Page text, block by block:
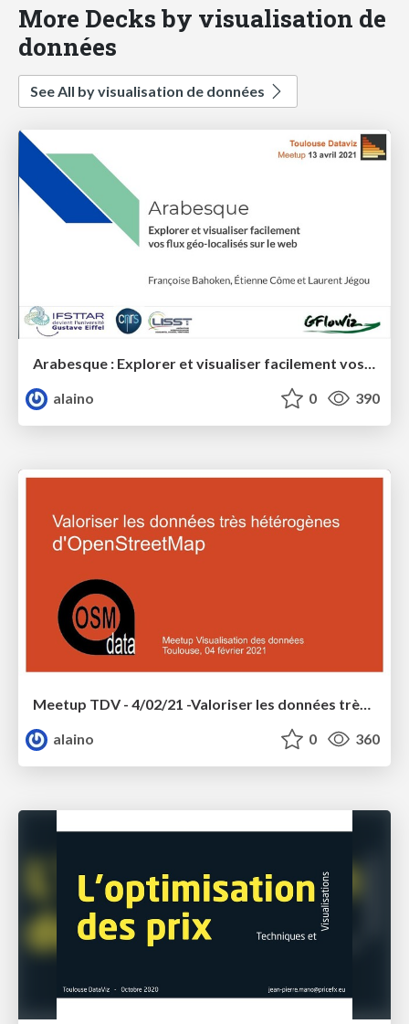
More Decks by visualisation de
données
See All by visualisation de données
Arabesque : Explorer et visualiser facilement vos flux géo-localisés sur le web
alaino
0 390
alaino
0 360